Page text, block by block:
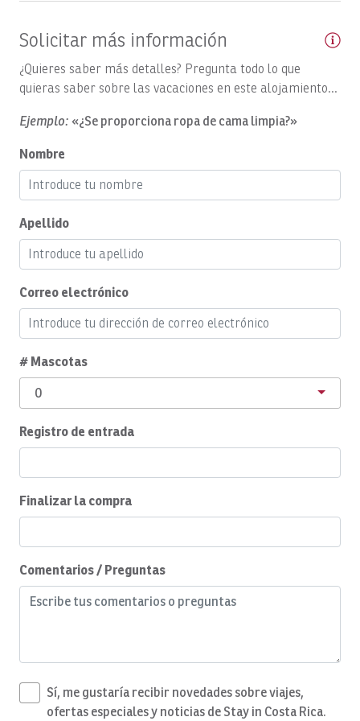
Barcos, GOOD DAY TOO: Día completo
Barcos, GOOD DAY: Excursión de día completo por la
costa
Barcos, Open Fly
Barcos, PREDATOR: Día completo
Barcos, Satis Fly: día completo
Barcos, Satis Fly: Día completo
Barcos, SEA FLY: Día completo
Barcos, «Spanish Fly»: día completo
Barcos, SUNNY ONE: Medio día
Barcos, SUPER FLY: Día completo
Barcos, SWEET DREAMS: Día completo
Embarcaciones, temporal
Barcos, TOP FLY, día completo
Libros
Ventilador de techo
Solicitar más información
¿Quieres saber más detalles? Pregunta todo lo que
quieras saber sobre las vacaciones en este alojamiento...
Ejemplo: «¿Se proporciona ropa de cama limpia?»
Nombre
Apellido
Correo electrónico
# Mascotas
0
Registro de entrada
Finalizar la compra
Comentarios / Preguntas
Sí, me gustaría recibir novedades sobre viajes,
ofertas especiales y noticias de Stay in Costa Rica.